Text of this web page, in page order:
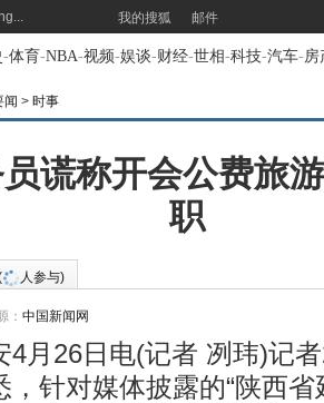
我的搜狐 邮件
-体育-NBA-视频-娱谈-财经-世相-科技-汽车-房
闻 > 时事
谎称开会公费旅
职
人参与)
： 中国新闻网
26日电(记者 冽玮)记者
，针对媒体披露的“陕西